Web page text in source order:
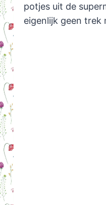
potjes uit de
eigenlijk geen trek